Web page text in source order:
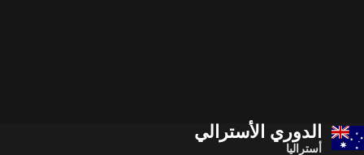
الدوري الأسترالي
أستراليا